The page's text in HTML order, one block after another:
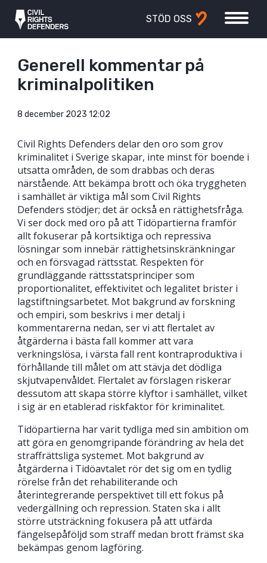
STÖD OSS
Generell kommentar på
kriminalpolitiken
8 december 2023 12:02
Civil Rights Defenders delar den oro som grov
kriminalitet i Sverige skapar, inte minst för boende i
utsatta områden, de som drabbas och deras
närstående. Att bekämpa brott och öka tryggheten
i samhället är viktiga mål som Civil Rights
Defenders stödjer; det är också en rättighetsfråga.
Vi ser dock med oro på att Tidöpartierna framför
allt fokuserar på kortsiktiga och repressiva
lösningar som innebär rättighetsinskränkningar
och en försvagad rättsstat. ​​Respekten för
grundläggande rättsstatsprinciper som
proportionalitet, effektivitet och legalitet brister i
lagstiftningsarbetet. Mot bakgrund av forskning
och empiri, som beskrivs i mer detalj i
kommentarerna nedan, ser vi att flertalet av
åtgärderna i bästa fall kommer att vara
verkningslösa, i värsta fall rent kontraproduktiva i
förhållande till målet om att stävja det dödliga
skjutvapenvåldet. Flertalet av förslagen riskerar
dessutom att skapa större klyftor i samhället, vilket
i sig är en etablerad riskfaktor för kriminalitet.
Tidöpartierna har varit tydliga med sin ambition om
att göra en genomgripande förändring av hela det
straffrättsliga systemet. Mot bakgrund av
åtgärderna i Tidöavtalet rör det sig om en tydlig
rörelse från det rehabiliterande och
återintegrerande perspektivet till ett fokus på
vedergällning och repression. Staten ska i allt
större utsträckning fokusera på att utfärda
fängelsepåföljd som straff medan brott främst ska
bekämpas genom lagföring.